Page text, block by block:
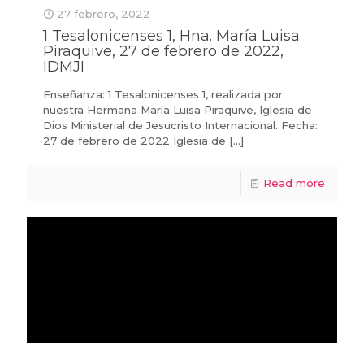
27 febrero, 2022
1 Tesalonicenses 1, Hna. María Luisa
Piraquive, 27 de febrero de 2022,
IDMJI
Enseñanza: 1 Tesalonicenses 1, realizada por
nuestra Hermana María Luisa Piraquive, Iglesia de
Dios Ministerial de Jesucristo Internacional. Fecha:
27 de febrero de 2022 Iglesia de […]
Read more